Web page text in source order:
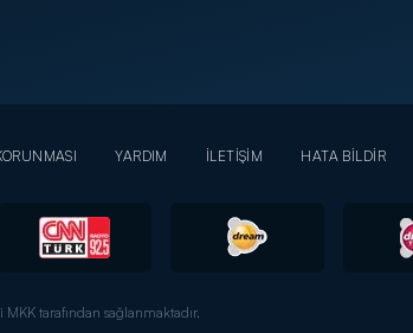
YARDIM İLETİŞİM HATA BİLDİR
tarafından sağlanmaktadır.